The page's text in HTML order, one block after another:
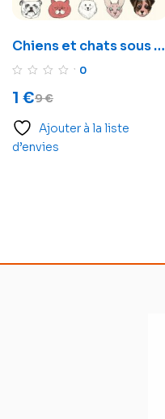
Chiens et chats sous la
loupe des 0
9€
1 €
Ajouter à la liste
d’envies